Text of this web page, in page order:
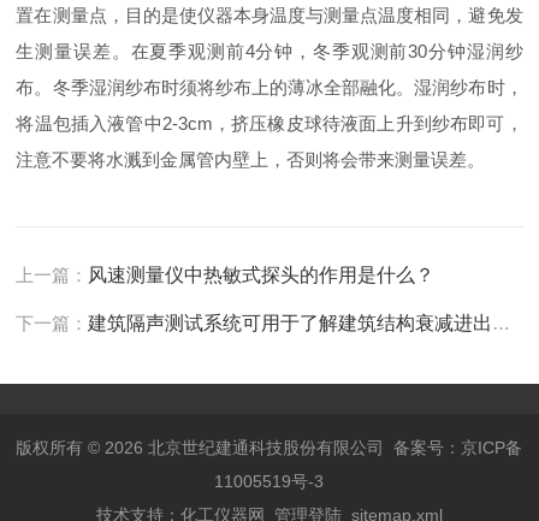
置在测量点，目的是使仪器本身温度与测量点温度相同，避免发
生测量误差。在夏季观测前4分钟，冬季观测前30分钟湿润纱
布。冬季湿润纱布时须将纱布上的薄冰全部融化。湿润纱布时，
将温包插入液管中2-3cm，挤压橡皮球待液面上升到纱布即可，
注意不要将水溅到金属管内壁上，否则将会带来测量误差。
上一篇： 风速测量仪中热敏式探头的作用是什么？
下一篇：建筑隔声测试系统可用于了解建筑结构衰减进出声音的能力
版权所有 © 2026 北京世纪建通科技股份有限公司备案号：京ICP备
11005519号-3
技术支持： 化工仪器网 管理登陆 sitemap.xml